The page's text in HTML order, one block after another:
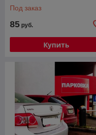
Под заказ
85 руб.
Купить